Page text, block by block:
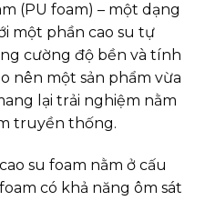
(PU foam) – một dạng
một phần cao su tự
cường độ bền và tính
nên một sản phẩm vừa
lại trải nghiệm nằm
truyền thống.
su foam nằm ở cấu
có khả năng ôm sát